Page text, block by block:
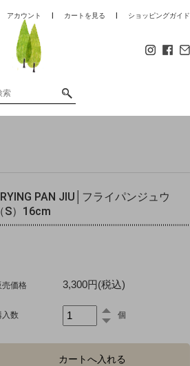
アカウント カートを見る ショッピングガイド
PAN JIU│フライパンジュウ
S）16cm
売価格 3,300円(税込)
入数 個